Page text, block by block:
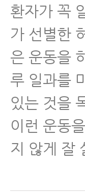
환자가 꼭
가 선별한
은 운동을
루 일과를
있는 것을
이런 운동
지 않게 잘